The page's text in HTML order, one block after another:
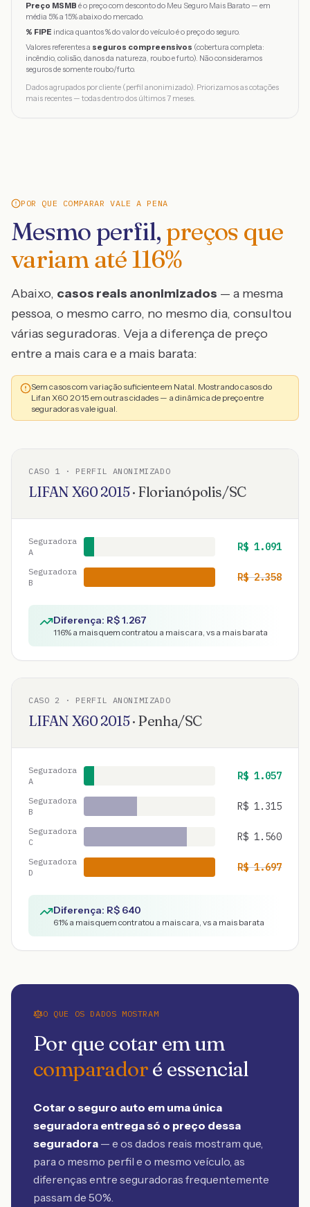
Preço MSMB é o preço com desconto do Meu Seguro Mais Barato — em
média 5% a 15% abaixo do mercado.
% FIPE indica quantos % do valor do veículo é o preço do seguro.
Valores referentes a seguros compreensivos (cobertura completa:
incêndio, colisão, danos da natureza, roubo e furto). Não consideramos
seguros de somente roubo/furto.
Dados agrupados por cliente (perfil anonimizado). Priorizamos as cotações
mais recentes — todas dentro dos últimos 7 meses.
POR QUE COMPARAR VALE A PENA
Mesmo perfil, preços que
variam até116%
Abaixo, casos reais anonimizados — a mesma
pessoa, o mesmo carro, no mesmo dia, consultou
várias seguradoras. Veja a diferença de preço
entre a mais cara e a mais barata:
Sem casos com variação suficiente em Natal. Mostrando casos do
Lifan X60 2015 em outras cidades — a dinâmica de preço entre
seguradoras vale igual.
CASO 1 · PERFIL ANONIMIZADO
LIFAN X602015· Florianópolis/SC
Seguradora
A
R$ 1.091
Seguradora
B
R$2.358
Diferença: R$1.267
116% a mais quem contratou a mais cara, vs a mais barata
CASO 2 · PERFIL ANONIMIZADO
LIFAN X602015· Penha/SC
Seguradora
A
R$ 1.057
Seguradora
B
R$ 1.315
Seguradora
C
R$ 1.560
Seguradora
D
R$1.697
Diferença: R$ 640
61% a mais quem contratou a mais cara, vs a mais barata
O QUE OS DADOS MOSTRAM
Por que cotar em um
comparadoré essencial
Cotar o seguro auto em uma única
seguradora entrega só o preço dessa
seguradora — e os dados reais mostram que,
para o mesmo perfil e o mesmo veículo, as
diferenças entre seguradoras frequentemente
passam de 50%.